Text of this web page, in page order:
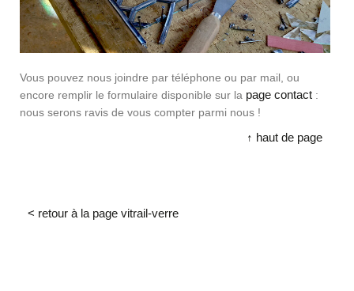
Vous pouvez nous joindre par téléphone ou par mail, ou
encore remplir le formulaire disponible sur la page contact :
nous serons ravis de vous compter parmi nous !
↑ haut de page
< retour à la page vitrail-verre